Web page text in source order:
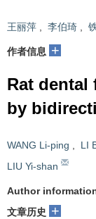
王丽萍 李伯琦
作者信息 +
Rat
by
WANG Li-ping LI
LIU Yi-shan
Author
文章历史 +